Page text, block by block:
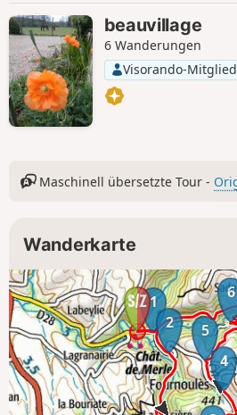
beauvillage
6 Wanderungen
Visorando-Mitglied
Maschinell übersetzte Tour -
Wanderkarte
1
2
4
5
6